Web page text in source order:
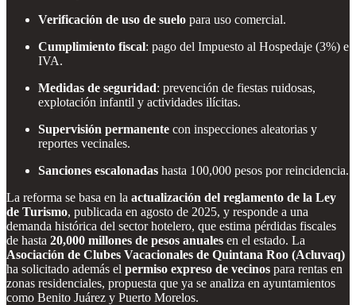
Verificación de uso de suelo para uso comercial.
Cumplimiento fiscal: pago del Impuesto al Hospedaje (3%) e
IVA.
Medidas de seguridad: prevención de fiestas ruidosas,
explotación infantil y actividades ilícitas.
Supervisión permanente con inspecciones aleatorias y
reportes vecinales.
Sanciones escalonadas hasta 100,000 pesos por reincidencia.
La reforma se basa en la actualización del reglamento de la Ley
de Turismo, publicada en agosto de 2025, y responde a una
demanda histórica del sector hotelero, que estima pérdidas fiscales
de hasta 20,000 millones de pesos anuales en el estado. La
Asociación de Clubes Vacacionales de Quintana Roo (Acluvaq)
ha solicitado además el permiso expreso de vecinos para rentas en
zonas residenciales, propuesta que ya se analiza en ayuntamientos
como Benito Juárez y Puerto Morelos.